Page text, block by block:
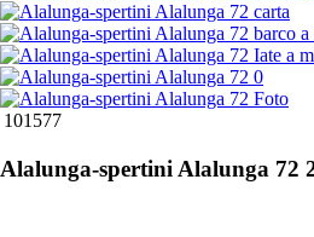
101577
Alalunga-spertini Alalunga 72